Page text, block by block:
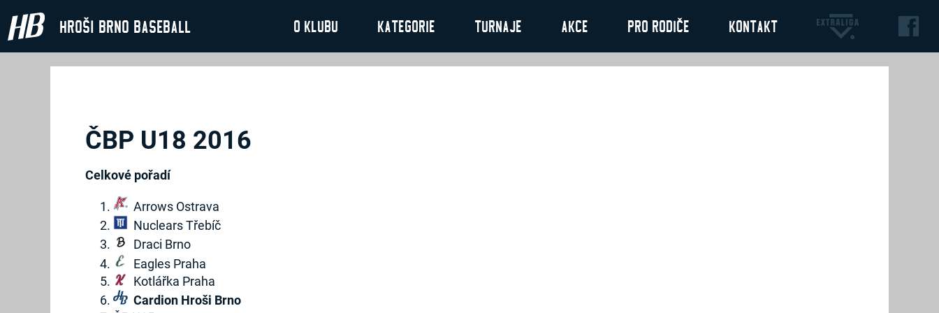
Hroši Brno Baseball O klubu Kategorie Turnaje Akce Pro rodiče Kontakt
ČBP U18 2016
Celkové pořadí
Arrows Ostrava
Nuclears Třebíč
Draci Brno
Eagles Praha
Kotlářka Praha
Cardion Hroši Brno